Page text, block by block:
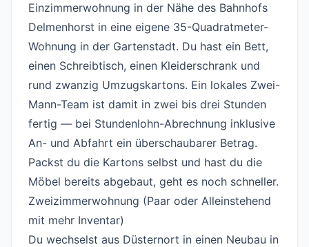
Einzimmerwohnung in der Nähe des Bahnhofs
Delmenhorst in eine eigene 35-Quadratmeter-
Wohnung in der Gartenstadt. Du hast ein Bett,
einen Schreibtisch, einen Kleiderschrank und
rund zwanzig Umzugskartons. Ein lokales Zwei-
Mann-Team ist damit in zwei bis drei Stunden
fertig — bei Stundenlohn-Abrechnung inklusive
An- und Abfahrt ein überschaubarer Betrag.
Packst du die Kartons selbst und hast du die
Möbel bereits abgebaut, geht es noch schneller.
Zweizimmerwohnung (Paar oder Alleinstehend
mit mehr Inventar)
Du wechselst aus Düsternort in einen Neubau in